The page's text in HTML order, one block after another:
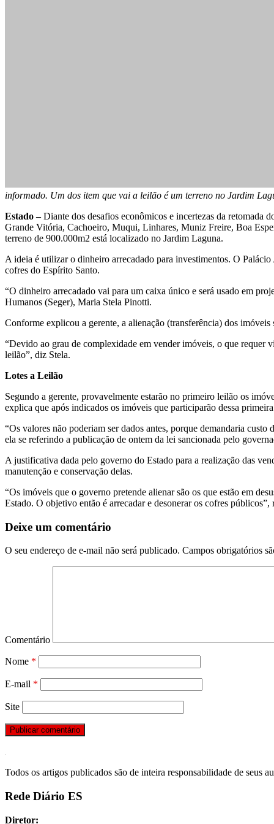
informado. Um dos item que vai a leilão é um terreno no Jardim
Estado –Diante dos desafios econômicos e incertezas da retomada
Grande Vitória, Cachoeiro, Muqui, Linhares, Muniz Freire, Boa
terreno de 900.000m2 está localizado no Jardim Laguna.
A ideia é utilizar o dinheiro arrecadado para investimentos. O
cofres do Espírito Santo.
“O dinheiro arrecadado vai para um caixa único e será usado em
Humanos (Seger), Maria Stela Pinotti.
Conforme explicou a gerente, a alienação (transferência) dos
“Devido ao grau de complexidade em vender imóveis, o que requer
leilão”, diz Stela.
Lotes a Leilão
Segundo a gerente, provavelmente estarão no primeiro leilão os
explica que após indicados os imóveis que participarão dessa
“Os valores não poderiam ser dados antes, porque demandaria
ela se referindo a publicação de ontem da lei sancionada pelo
A justificativa dada pelo governo do Estado para a realização das
manutenção e conservação delas.
“Os imóveis que o governo pretende alienar são os que estão em
Estado. O objetivo então é arrecadar e desonerar os cofres
Deixe um comentário
O seu endereço de e-mail não será publicado. Campos obrigatórios
Comentário
Nome *
E-mail *
Site
Todos os artigos publicados são de inteira responsabilidade de seus
Rede Diário ES
Diretor: